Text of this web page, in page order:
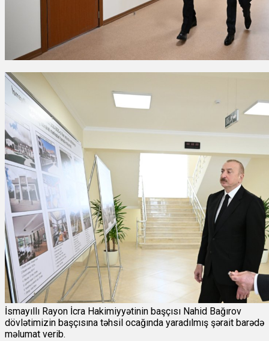
İsmayıllı Rayon İcra Hakimiyyətinin başçısı Nahid Bağırov
dövlətimizin başçısına təhsil ocağında yaradılmış şərait barədə
məlumat verib.